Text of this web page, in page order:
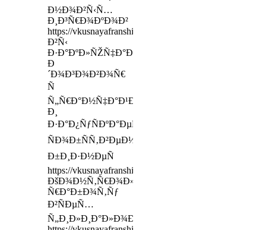
Ð½Ð¾Ð²Ñ‹Ñ…
Ð¸Ð³Ñ€Ð¾ÐºÐ¾Ð²
https://vkusnayafranshiza.ru/policy
Ð²Ñ‹
Ð·Ð°ÐºÐ»ÑŽÑ‡Ð°ÐµÑ‚Ðµ
Ð
´Ð¾Ð³Ð¾Ð²Ð¾Ñ€
Ñ
Ñ„Ñ€Ð°Ð½Ñ‡Ð°Ð¹Ð·ÐµÑ€Ð¾Ð¼
Ð¸
Ð·Ð°Ð¿ÑƒÑÐºÐ°ÐµÑ‚Ðµ
ÑÐ¾Ð±ÑÑ‚Ð²ÐµÐ½Ð½Ñ‹Ð¹
Ð±Ð¸Ð·Ð½ÐµÑ
https://vkusnayafranshiza.ru/
ÐšÐ¾Ð½Ñ‚Ñ€Ð¾Ð»Ð¸Ñ€ÑƒÐµÐ¼
Ñ€Ð°Ð±Ð¾Ñ‚Ñƒ
Ð²ÑÐµÑ…
Ñ„Ð¸Ð»Ð¸Ð°Ð»Ð¾Ð²